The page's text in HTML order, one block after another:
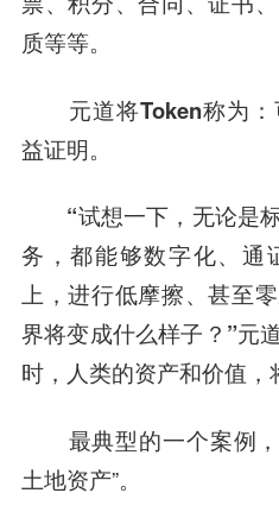
质等等。
元道将Token称为
益证明。
“试想一下，无论是
务，都能够数字化、通
上，进行低摩擦、甚至
界将变成什么样子？”元
时，人类的资产和价值，
最典型的一个案例，
土地资产”。